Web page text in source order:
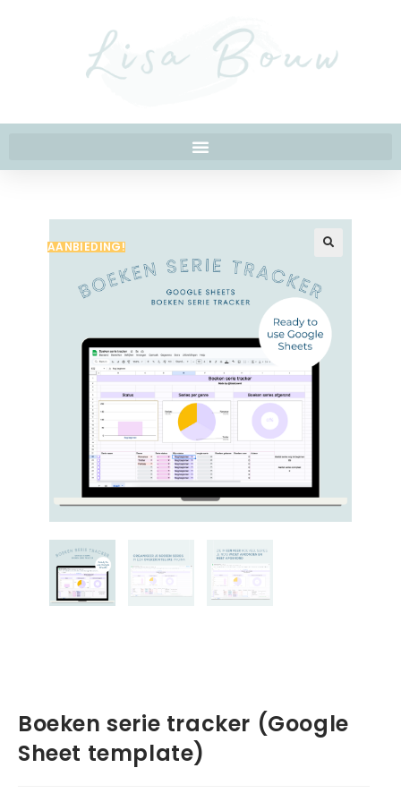
AANBIEDING!
Boeken serie tracker (Google
Sheet template)